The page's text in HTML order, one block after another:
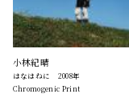
小林紀晴
はなはねに 2008年
Chromogenic Print